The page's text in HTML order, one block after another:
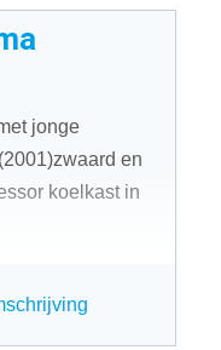
jonge
en
koelkast in